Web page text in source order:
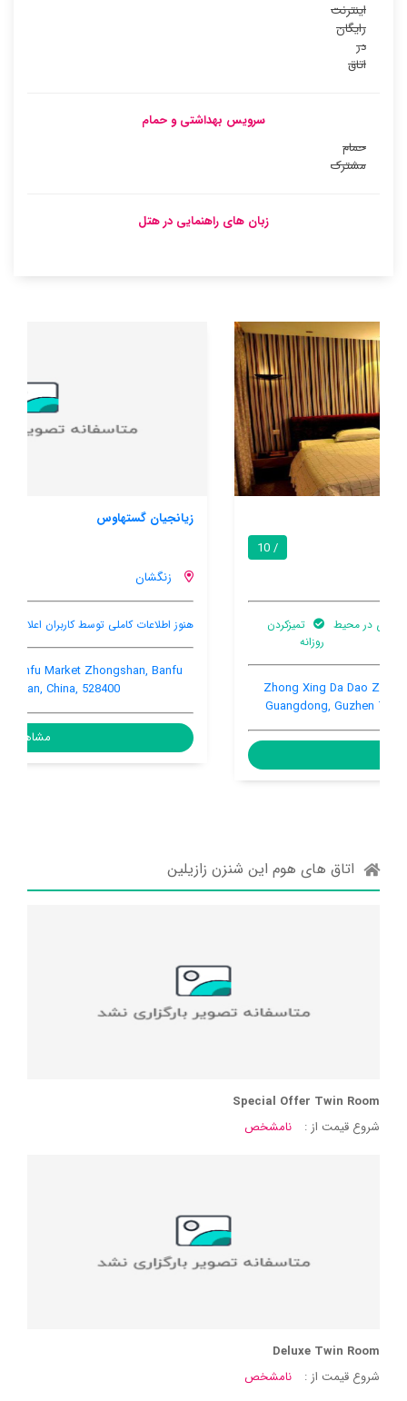
اینترنت
رایگان
در
اتاق
سرویس بهداشتی و حمام
حمام
مشترک
زبان های راهنمایی در هتل
هنوز اطلاعات کاملی توسط کاربران اعلام نشده است
No.12 South Jufu Road Banfu Market Zhongshan, Banfu
Town, Zhongshan, China, 528400
مشاهده
اتاق های هوم این شنزن زازیلین
Special Offer Twin Room
شروع قیمت از :
نامشخص
Deluxe Twin Room
شروع قیمت از :
نامشخص